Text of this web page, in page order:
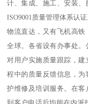
计、集成、施工、安装
ISO9001质量管理体系认
物流直达，又有飞机高铁
全球。各省设有办事处。
对用户实施质量跟踪，
程中的质量反馈信息，
护维修及培训服务。在
到客户电话后均能在内派